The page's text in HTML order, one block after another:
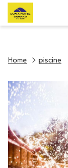
Home piscine